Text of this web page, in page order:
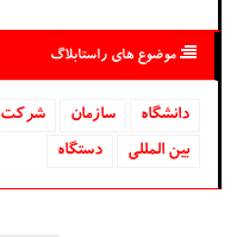
موضوع های راستابلاگ
دانشگاه‌ سازمان شركت
بین المللی
دستگاه